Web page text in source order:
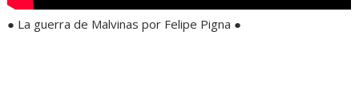
● La guerra de Malvinas por Felipe Pigna ●